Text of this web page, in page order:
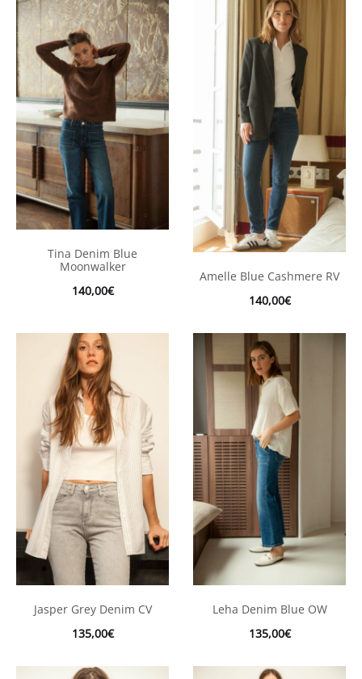
Tina Denim Blue
Moonwalker
140,00€
Amelle Blue Cashmere RV
140,00€
Jasper Grey Denim CV
135,00€
Leha Denim Blue OW
135,00€